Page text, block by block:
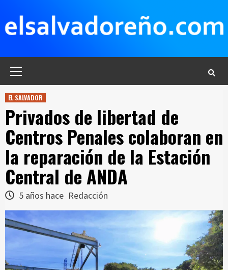
contenido
EL SALVADOR
Privados de libertad de
Centros Penales colaboran en
la reparación de la Estación
Central de ANDA
5 años hace Redacción